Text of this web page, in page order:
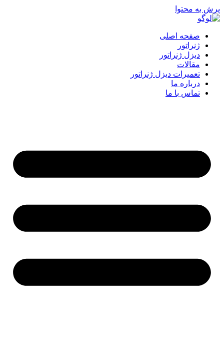
پرش به محتوا
صفحه اصلی
ژنراتور
دیزل ژنراتور
مقالات
تعمیرات دیزل ژنراتور
درباره ما
تماس با ما